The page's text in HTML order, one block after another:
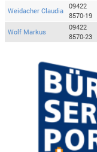
Weidacher Claudia
09422
8570-19
Wolf Markus
09422
8570-23